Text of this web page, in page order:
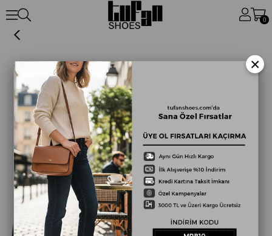
0
Siyah Hakiki Deri Fermuar Detaylı Kırmızı Taban Topuklu Bot
×